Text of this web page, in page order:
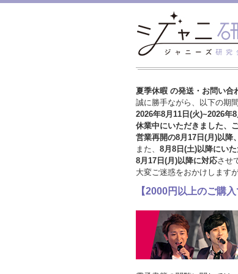
夏季休暇 の発送・お問い合
誠に勝手ながら、以下の期
2026年8月11日(火)~2026年
休業中にいただきました、
営業再開の8月17日(月)以降
また、 8月8日(土)以降にい
8月17日(月)以降に対応させ
大変ご迷惑をおかけしますが
【2000円以上のご購